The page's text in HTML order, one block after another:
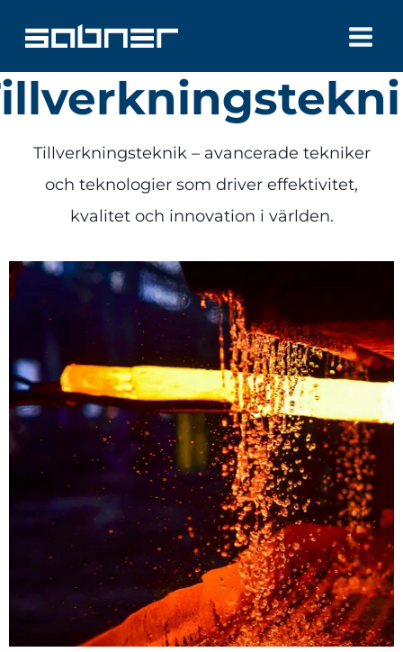
content
Tillverkningsteknik – avancerade tekniker
och teknologier som driver effektivitet,
kvalitet och innovation i världen.